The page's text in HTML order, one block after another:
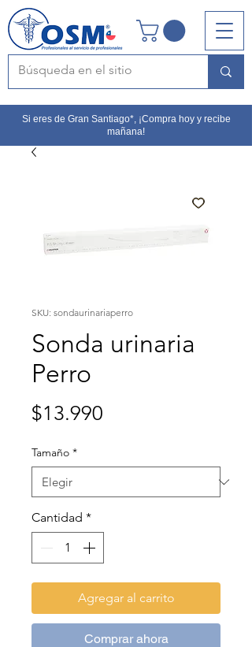
Si eres de Gran Santiago*, ¡Compra hoy y recibe
mañana!
SKU: sondaurinariaperro
Sonda urinaria
Perro
$13.990
Tamaño *
Cantidad *
Agregar al carrito
Comprar ahora